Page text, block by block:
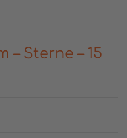
– Sterne – 15